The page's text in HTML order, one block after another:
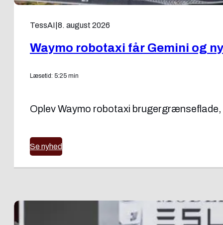
TessAI 8. august 2026
Waymo robotaxi får Gemini og
Læsetid: 5:25 min
Oplev Waymo robotaxi
Se nyhed